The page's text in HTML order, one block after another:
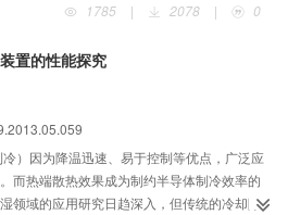
1785
| 2078 | 0
置的性能探究
）因为降温迅速、易于控制等优点，广泛应
而热端散热效果成为制约半导体制冷效率的
领域的应用研究日趋深入，但传统的冷却除